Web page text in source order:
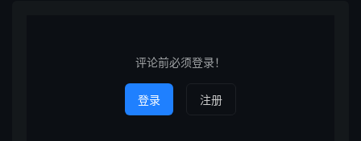
评论前必须登录！
登录 注册